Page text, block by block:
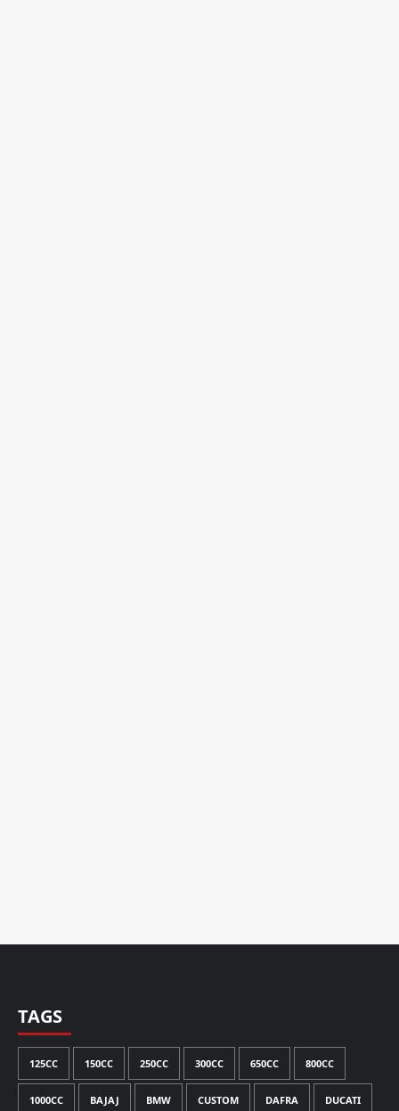
TAGS
125CC 150CC 250CC 300CC 650CC 800CC
1000CC BAJAJ BMW CUSTOM DAFRA DUCATI